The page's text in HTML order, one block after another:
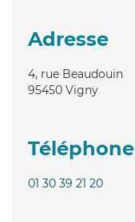
Adresse
4, rue Beaudouin
95450 Vigny
Téléphone
01 30 39 21 20